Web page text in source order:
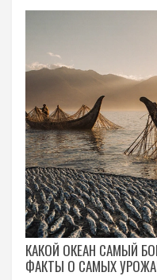
КАКОЙ ОКЕАН САМЫЙ
ФАКТЫ О САМЫХ